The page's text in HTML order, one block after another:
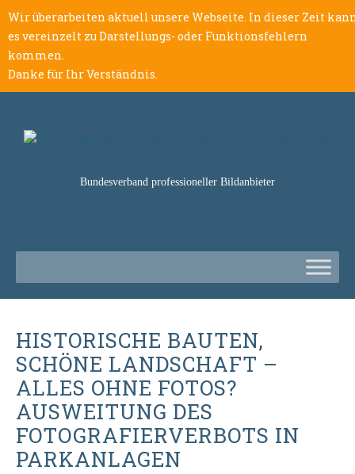
Wir überarbeiten aktuell unsere Webseite. In dieser Zeit
es vereinzelt zu Darstellungs- oder Funktionsfehlern
kommen.
Danke für Ihr Verständnis.
Bundesverband professioneller Bildanbieter
HISTORISCHE BAUTEN,
SCHÖNE LANDSCHAFT –
ALLES OHNE FOTOS?
AUSWEITUNG DES
FOTOGRAFIERVERBOTS IN
PARKANLAGEN